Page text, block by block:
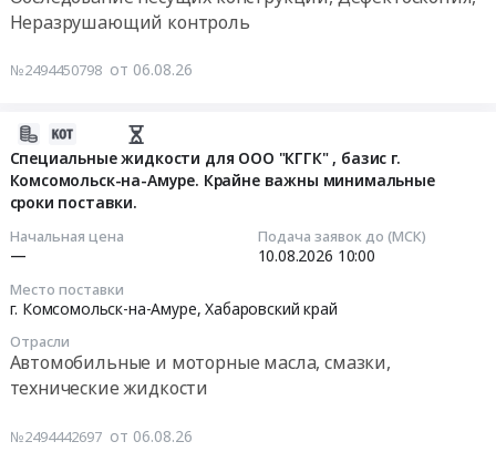
Неразрушающий контроль
№2494450798 от 06.08.26
Специальные жидкости для ООО "КГГК" , базис г.
Комсомольск-на-Амуре. Крайне важны минимальные
сроки поставки.
Начальная цена
—
Подача заявок до (МСК)
10.08.2026 10:00
Место поставки
г. Комсомольск-на-Амуре,Хабаровский край
Отрасли
Автомобильные и моторные масла, смазки,
технические жидкости
№2494442697 от 06.08.26